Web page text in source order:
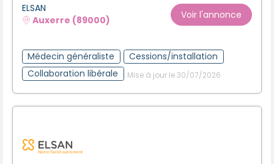
ELSAN
Auxerre (89000)
Voir l'annonce
Médecin généraliste
Cessions/installation
Collaboration libérale
Mise à jour le 30/07/2026